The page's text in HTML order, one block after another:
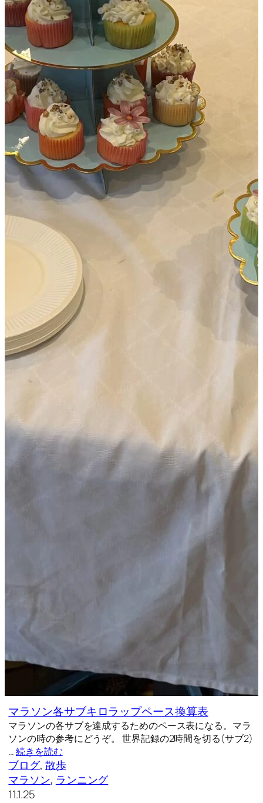
マラソン各サブキロラップペース換算表
マラソンの各サブを達成するためのペース表になる。マラ
ソンの時の参考にどうぞ。 世界記録の2時間を切る(サブ2)
…続きを読む
ブログ, 散歩
マラソン, ランニング
11.1.25